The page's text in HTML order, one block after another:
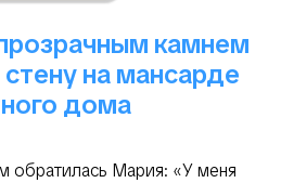
камнем
на мансарде
дома
обратилась Мария: «У меня